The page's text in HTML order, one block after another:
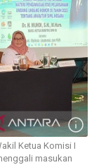
Ketua Komisi I
masukan